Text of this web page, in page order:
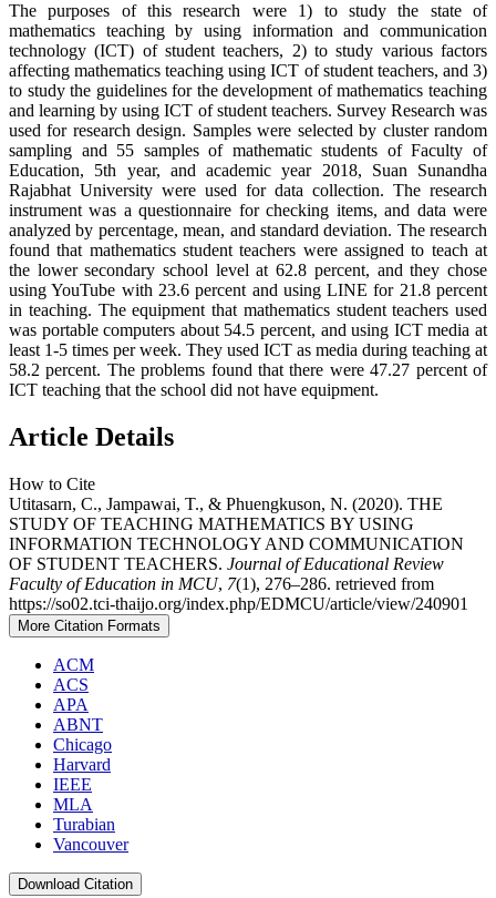
The purposes of this research were 1) to study the state of
mathematics teaching by using information and communication
technology (ICT) of student teachers, 2) to study various factors
affecting mathematics teaching using ICT of student teachers, and 3)
to study the guidelines for the development of mathematics teaching
and learning by using ICT of student teachers. Survey Research was
used for research design. Samples were selected by cluster random
sampling and 55 samples of mathematic students of Faculty of
Education, 5th year, and academic year 2018, Suan Sunandha
Rajabhat University were used for data collection. The research
instrument was a questionnaire for checking items, and data were
analyzed by percentage, mean, and standard deviation. The research
found that mathematics student teachers were assigned to teach at
the lower secondary school level at 62.8 percent, and they chose
using YouTube with 23.6 percent and using LINE for 21.8 percent
in teaching. The equipment that mathematics student teachers used
was portable computers about 54.5 percent, and using ICT media at
least 1-5 times per week. They used ICT as media during teaching at
58.2 percent. The problems found that there were 47.27 percent of
ICT teaching that the school did not have equipment.
Article Details
How to Cite
Utitasarn, C., Jampawai, T., & Phuengkuson, N. (2020). THE
STUDY OF TEACHING MATHEMATICS BY USING
INFORMATION TECHNOLOGY AND COMMUNICATION
OF STUDENT TEACHERS. Journal of Educational Review
Faculty of Education in MCU, 7(1), 276–286. retrieved from
https://so02.tci-thaijo.org/index.php/EDMCU/article/view/240901
More Citation Formats
ACM
ACS
APA
ABNT
Chicago
Harvard
IEEE
MLA
Turabian
Vancouver
Download Citation